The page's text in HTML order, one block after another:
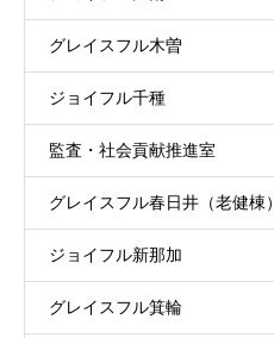
グレイスフル木曽
ジョイフル千種
監査・社会貢献推進室
グレイスフル春日井（老健棟）
ジョイフル新那加
グレイスフル箕輪